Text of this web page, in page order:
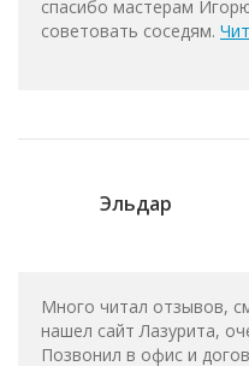
спасибо мастерам
советовать соседям.
Эльдар
Много читал отзывов,
нашел сайт Лазурита,
Позвонил в офис и